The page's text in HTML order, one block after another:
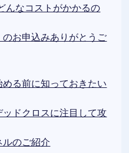
んなコストがかかるの
のお申込みありがとうご
る前に知っておきたい
ドクロスに注目して攻
ルのご紹介